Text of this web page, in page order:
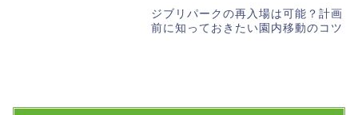
ジブリパークの再入場は可能？計画
前に知っておきたい園内移動のコツ